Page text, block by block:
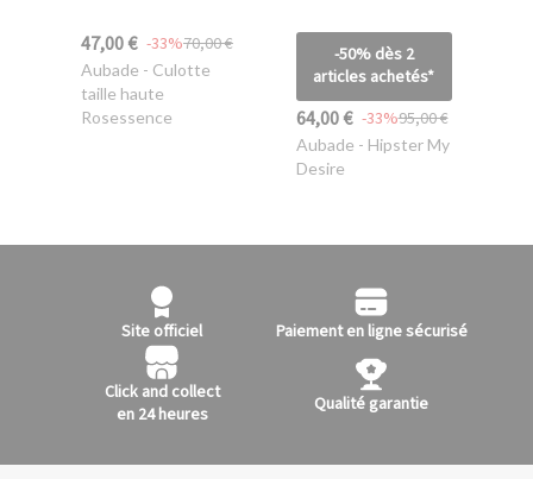
47,00 € 70,00 €
-33%
Aubade - Culotte
taille haute
Rosessence
-50% dès 2
articles achetés*
64,00 € 95,00 €
-33%
Aubade - Hipster My
Desire
Site officiel Paiement en ligne sécurisé
Click and collect
en 24 heures
Qualité garantie